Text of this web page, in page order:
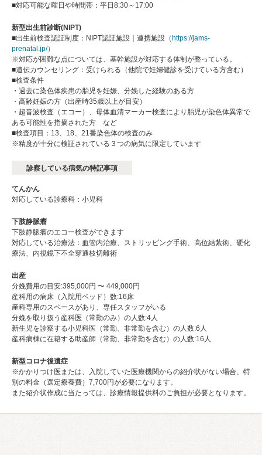
■対応可能な曜日や時間帯：平日8:30～17:00
新型出生前診断(NIPT)
■出生前検査認証制度：NIPT認証施設｜連携施設（https://jams-
prenatal.jp/）
※対応が困難な点については、基幹施設が対応する体制が整っている。
■遺伝カウンセリング：受けられる（他院で妊婦健診を受けている方含む）
■検査条件
・過去に染色体疾患の胎児を妊娠、分娩した経験のある方
・高齢妊娠の方（出産時35歳以上が目安）
・超音波検査（エコー）、母体血清マーカー検査により胎児が染色体異常で
ある可能性を指摘された方 など
■検査項目：13、18、21番染色体の検査のみ
※精度が十分に検証されている３つの病気に限定しています
診察している病気の特記事項
てんかん
対応している診療科：小児科
下肢静脈瘤
下肢静脈瘤のエコー検査ができます
対応している治療法：血管内治療、ストリッピング手術、高位結紮術、硬化
療法、内視鏡下不全穿通枝切離術
出産
分娩費用の目安:395,000円 〜 449,000円
産科用の病床（入院用ベッド）数:16床
産科専用のスペースがあり、専任スタッフがいる
分娩を取り扱う産科医（常勤のみ）の人数:4⼈
新生児を診察する小児科医（常勤、非常勤を含む）の人数:6⼈
産科病棟に在籍する助産師（常勤、非常勤を含む）の人数:16⼈
新型コロナ後遺症
※かかりつけ医または、入院していた医療機関からの紹介状がない場合、特
別の料金（選定療養費）7,700円が必要になります。
また紹介状作成に当たっては、診療情報提供料のご負担が必要となります。